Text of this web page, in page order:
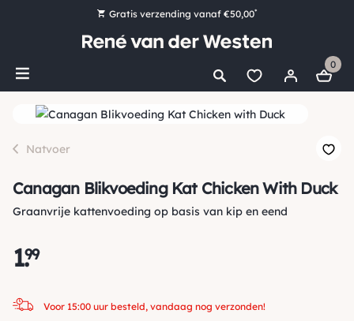
Gratis verzending vanaf €50,00*
Bestel nu, betaal later met Klarna
Ruim 16.000 artikelen op voorraad
0
Natvoer
Canagan Blikvoeding Kat Chicken With Duck
Graanvrije kattenvoeding op basis van kip en eend
1.
99
Voor 15:00 uur besteld, vandaag nog verzonden!